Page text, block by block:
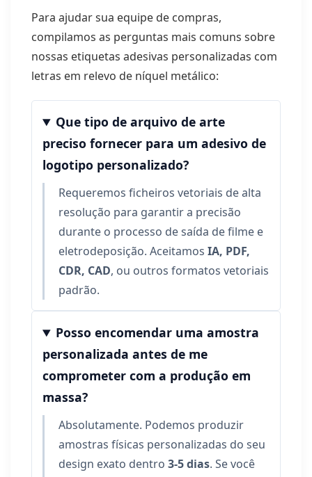
Para ajudar sua equipe de compras,
compilamos as perguntas mais comuns sobre
nossas etiquetas adesivas personalizadas com
letras em relevo de níquel metálico:
Que tipo de arquivo de arte
preciso fornecer para um adesivo de
logotipo personalizado?
Requeremos ficheiros vetoriais de alta
resolução para garantir a precisão
durante o processo de saída de filme e
eletrodeposição. Aceitamos IA, PDF,
CDR, CAD, ou outros formatos vetoriais
padrão.
Posso encomendar uma amostra
personalizada antes de me
comprometer com a produção em
massa?
Absolutamente. Podemos produzir
amostras físicas personalizadas do seu
design exato dentro 3-5 dias. Se você